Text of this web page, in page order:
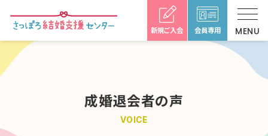
新規ご入会 会員専用
成婚退会者の声
VOICE